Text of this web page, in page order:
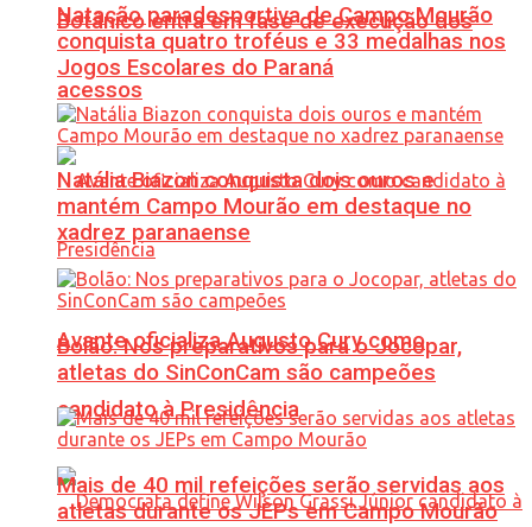
Botânico entra em fase de execução dos
acessos
Avante oficializa Augusto Cury como
candidato à Presidência
Natação paradesportiva de Campo Mourão
conquista quatro troféus e 33 medalhas nos
Jogos Escolares do Paraná
Natália Biazon conquista dois ouros e
mantém Campo Mourão em destaque no
xadrez paranaense
Bolão: Nos preparativos para o Jocopar,
atletas do SinConCam são campeões
Mais de 40 mil refeições serão servidas aos
atletas durante os JEPs em Campo Mourão